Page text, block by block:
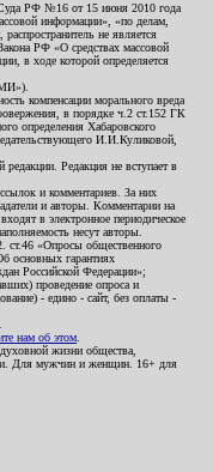
РФ №16 от 15 июня 2010 года
информации», «по делам,
не является
РФ «О средствах массовой
в ходе которой определяется
компенсации морального вреда
в порядке ч.2 ст.152 ГК
определения Хабаровского
И.И.Куликовой,
редакции. Редакция не вступает в
и комментариев. За них
и авторы. Комментарии на
в электронное периодическое
несут авторы.
ст.46 «Опросы общественного
основных гарантиях
Российской Федерации»;
проведение опроса и
- едино - сайт, без оплаты -
нам об этом
жизни общества,
Для мужчин и женщин. 16+ для